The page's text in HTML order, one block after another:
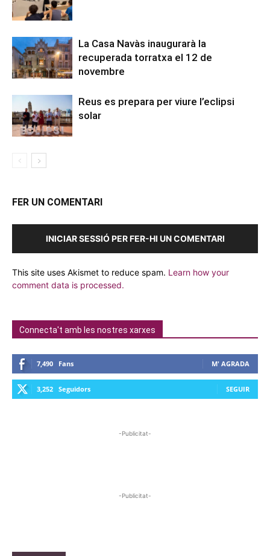
La Casa Navàs inaugurarà la
recuperada torratxa el 12 de
novembre
Reus es prepara per viure l’eclipsi
solar
FER UN COMENTARI
INICIAR SESSIÓ PER FER-HI UN COMENTARI
This site uses Akismet to reduce spam. Learn how your
comment data is processed.
Connecta't amb les nostres xarxes
7,490 Fans M' AGRADA
3,252 Seguidors SEGUIR
-Publicitat-
-Publicitat-